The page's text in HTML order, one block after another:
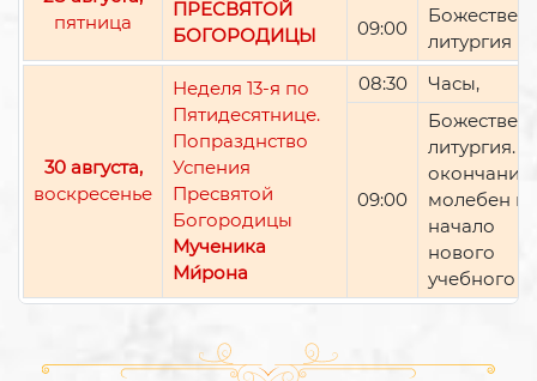
пятница
ПРЕСВЯТОЙ
БОГОРОДИЦЫ
09:00
литургия
30 августа,
воскресенье
Неделя 13-я по
Пятидесятнице.
Попразднство
Успения
Пресвятой
Богородицы
Мученика
Ми́рона
08:30 Часы,
09:00
литургия.
окончании
молебен
начало
нового
учебного